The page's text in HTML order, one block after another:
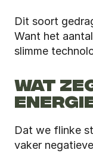
Dit soort
Want het
slimme
WAT
Dat we flinke
vaker